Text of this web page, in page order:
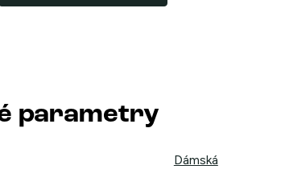
parametry
Dámská